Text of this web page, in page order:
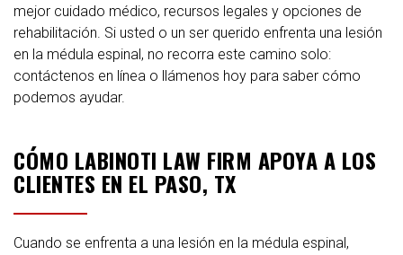
mejor cuidado médico, recursos legales y opciones de
rehabilitación. Si usted o un ser querido enfrenta una lesión
en la médula espinal, no recorra este camino solo:
contáctenos en línea o llámenos hoy para saber cómo
podemos ayudar.
CÓMO LABINOTI LAW FIRM APOYA A LOS
CLIENTES EN EL PASO, TX
Cuando se enfrenta a una lesión en la médula espinal,